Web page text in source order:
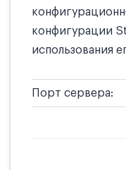
конфигурации
использования
Порт сервера: